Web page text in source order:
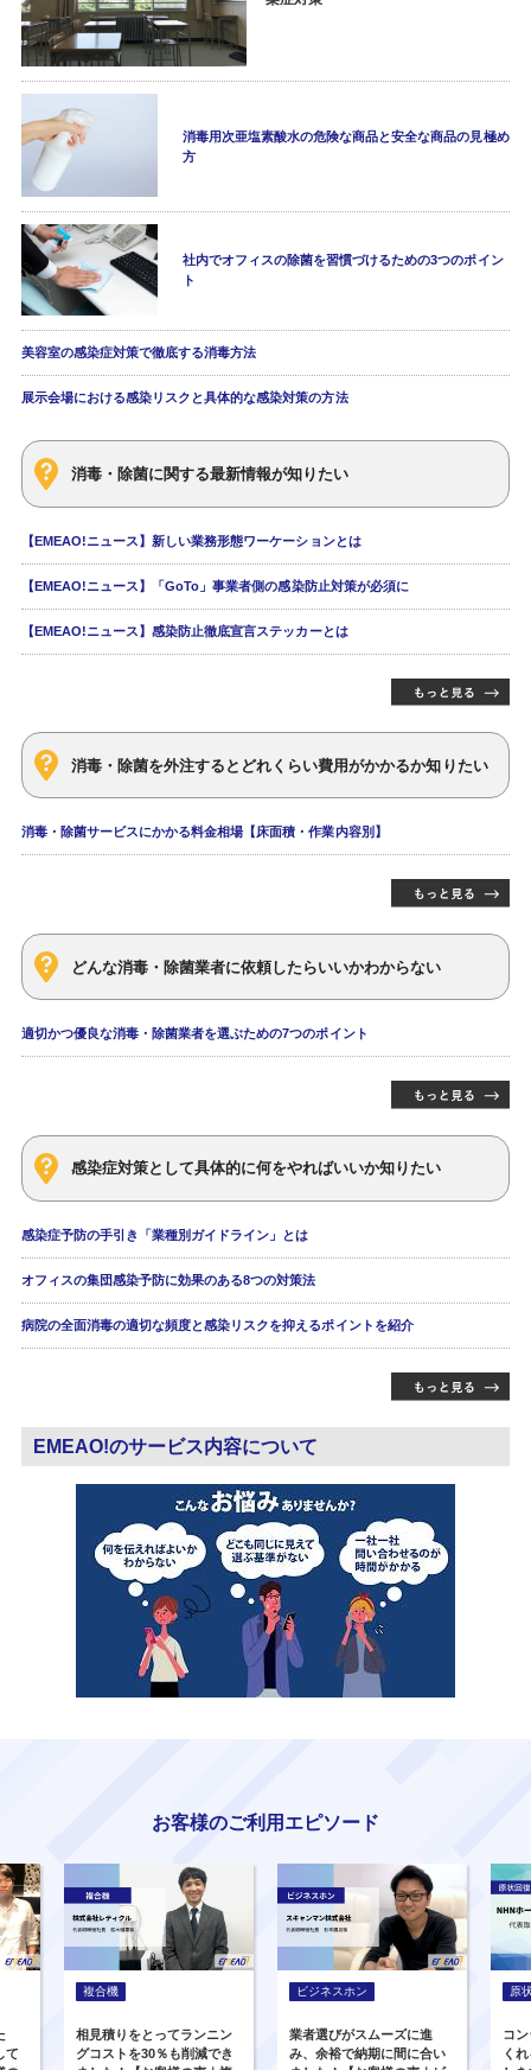
消毒用次亜塩素酸水の危険な商品と安全な商品の見極め
方
社内でオフィスの除菌を習慣づけるための3つのポイン
ト
美容室の感染症対策で徹底する消毒方法
展示会場における感染リスクと具体的な感染対策の方法
消毒・除菌に関する最新情報が知りたい
【EMEAO!ニュース】新しい業務形態ワーケーションとは
【EMEAO!ニュース】「GoTo」事業者側の感染防止対策が必須に
【EMEAO!ニュース】感染防止徹底宣言ステッカーとは
消毒・除菌を外注するとどれくらい費用がかかるか知りたい
消毒・除菌サービスにかかる料金相場【床面積・作業内容別】
どんな消毒・除菌業者に依頼したらいいかわからない
適切かつ優良な消毒・除菌業者を選ぶための7つのポイント
感染症対策として具体的に何をやればいいか知りたい
感染症予防の手引き「業種別ガイドライン」とは
オフィスの集団感染予防に効果のある8つの対策法
病院の全面消毒の適切な頻度と感染リスクを抑えるポイントを紹介
EMEAO!のサービス内容について
お客様のご利用エピソード
て
複合機
相見積りをとってランニン
グコストを30％も削減でき
ビジネスホン
業者選びがスムーズに進
み、余裕で納期に間に合い
原
コ
く